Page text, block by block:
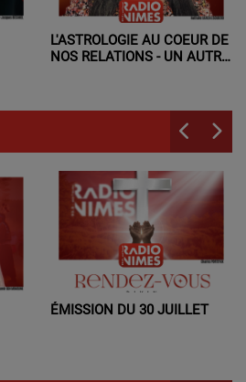
L'ASTROLOGIE AU COEUR DE
NOS RELATIONS - UN AUTRE
ÉMISSION DU 30 JUILLET